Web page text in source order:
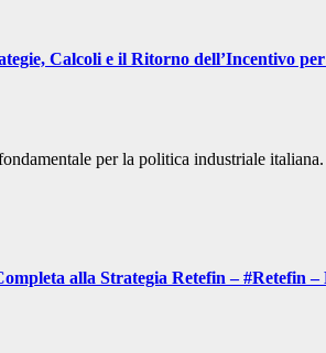
Calcoli e il Ritorno dell’Incentivo
per la politica industriale
alla Strategia Retefin – #Retefin